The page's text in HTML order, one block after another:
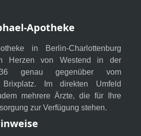
Apotheke
in Berlin-Charlottenburg
Herzen von Westend in der
36 genau gegenüber vom
Brixplatz. Im direkten Umfeld
mehrere Ärzte, die für Ihre
zur Verfügung stehen.